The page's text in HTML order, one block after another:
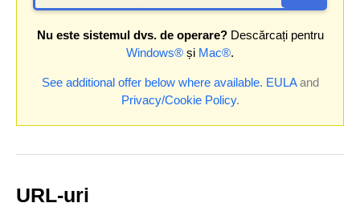
Nu este sistemul dvs. de operare?Descărcați pentru
Windows® și Mac®.
See additional offer below where available. EULAand
Privacy/Cookie Policy.
URL-uri